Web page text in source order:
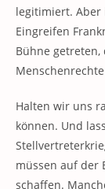
legitimiert. Aber
Eingreifen
Bühne
Halten wir uns
können. Und
müssen auf der
schaffen.